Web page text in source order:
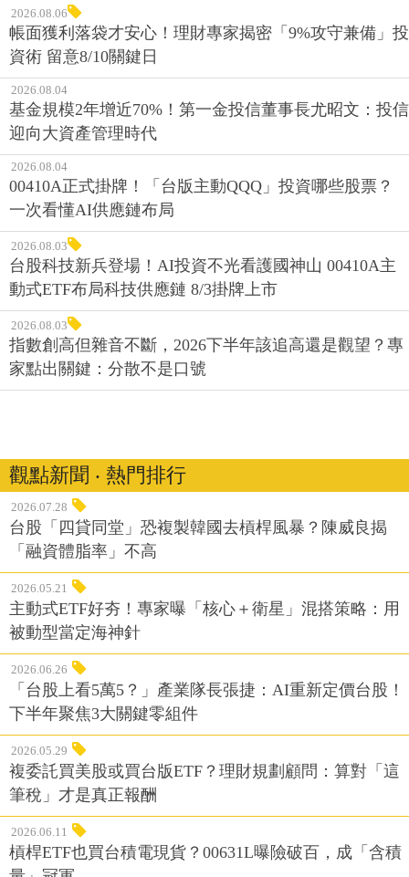
2026.08.06
帳面獲利落袋才安心！理財專家揭密「9%攻守兼備」投
資術 留意8/10關鍵日
2026.08.04
基金規模2年增近70%！第一金投信董事長尤昭文：投信
迎向大資產管理時代
2026.08.04
00410A正式掛牌！「台版主動QQQ」投資哪些股票？
一次看懂AI供應鏈布局
2026.08.03
台股科技新兵登場！AI投資不光看護國神山 00410A主
動式ETF布局科技供應鏈 8/3掛牌上市
2026.08.03
指數創高但雜音不斷，2026下半年該追高還是觀望？專
家點出關鍵：分散不是口號
觀點新聞 ‧ 熱門排行
2026.07.28
台股「四貸同堂」恐複製韓國去槓桿風暴？陳威良揭
「融資體脂率」不高
2026.05.21
主動式ETF好夯！專家曝「核心＋衛星」混搭策略：用
被動型當定海神針
2026.06.26
「台股上看5萬5？」產業隊長張捷：AI重新定價台股！
下半年聚焦3大關鍵零組件
2026.05.29
複委託買美股或買台版ETF？理財規劃顧問：算對「這
筆稅」才是真正報酬
2026.06.11
槓桿ETF也買台積電現貨？00631L曝險破百，成「含積